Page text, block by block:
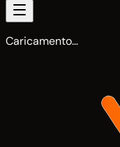
Caricamento…